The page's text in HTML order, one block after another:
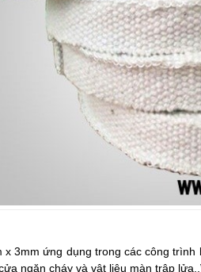
x 3mm ứng dụng trong các công trình
ngăn cháy và vật liệu màn trập